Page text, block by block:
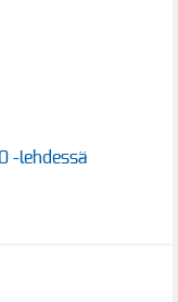
-lehdessä